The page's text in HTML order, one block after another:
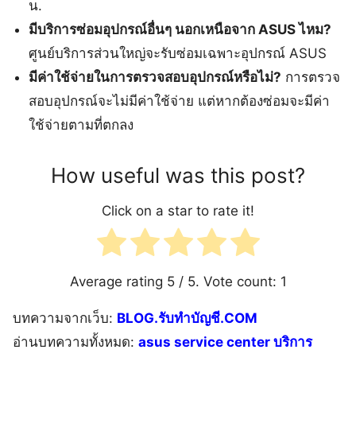
น.
มีบริการซ่อมอุปกรณ์อื่นๆ นอกเหนือจาก ASUS ไหม?
ศูนย์บริการส่วนใหญ่จะรับซ่อมเฉพาะอุปกรณ์ ASUS
มีค่าใช้จ่ายในการตรวจสอบอุปกรณ์หรือไม่? การตรวจ
สอบอุปกรณ์จะไม่มีค่าใช้จ่าย แต่หากต้องซ่อมจะมีค่า
ใช้จ่ายตามที่ตกลง
How useful was this post?
Click on a star to rate it!
Average rating 5/ 5. Vote count: 1
บทความจากเว็บ: BLOG.รับทำบัญชี.COM
อ่านบทความทั้งหมด: asus service center บริการ